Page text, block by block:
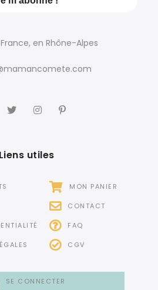
en Rhône-Alpes
Liens utiles
MON PANIER
CONTACT
FAQ
CGV
SE CONNECTER